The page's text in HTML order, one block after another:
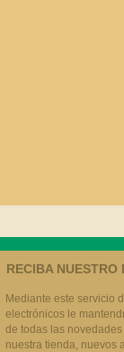
RECIBA NUESTRO
Mediante este servicio
electrónicos le
de todas las
nuestra tienda, nuevos